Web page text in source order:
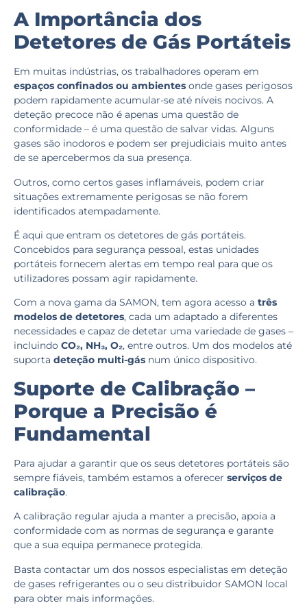
A Importância dos
Detetores de Gás Portáteis
Em muitas indústrias, os trabalhadores operam em
espaços confinados ou ambientes onde gases perigosos
podem rapidamente acumular-se até níveis nocivos. A
deteção precoce não é apenas uma questão de
conformidade – é uma questão de salvar vidas. Alguns
gases são inodoros e podem ser prejudiciais muito antes
de se apercebermos da sua presença.
Outros, como certos gases inflamáveis, podem criar
situações extremamente perigosas se não forem
identificados atempadamente.
É aqui que entram os detetores de gás portáteis.
Concebidos para segurança pessoal, estas unidades
portáteis fornecem alertas em tempo real para que os
utilizadores possam agir rapidamente.
Com a nova gama da SAMON, tem agora acesso a três
modelos de detetores, cada um adaptado a diferentes
necessidades e capaz de detetar uma variedade de gases –
incluindo CO₂, NH₃, O₂, entre outros. Um dos modelos até
suporta deteção multi-gás num único dispositivo.
Suporte de Calibração –
Porque a Precisão é
Fundamental
Para ajudar a garantir que os seus detetores portáteis são
sempre fiáveis, também estamos a oferecer serviços de
calibração.
A calibração regular ajuda a manter a precisão, apoia a
conformidade com as normas de segurança e garante
que a sua equipa permanece protegida.
Basta contactar um dos nossos especialistas em deteção
de gases refrigerantes ou o seu distribuidor SAMON local
para obter mais informações.